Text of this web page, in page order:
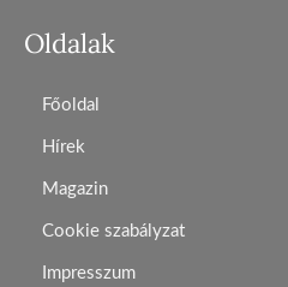
Oldalak
Főoldal
Hírek
Magazin
Cookie szabályzat
Impresszum